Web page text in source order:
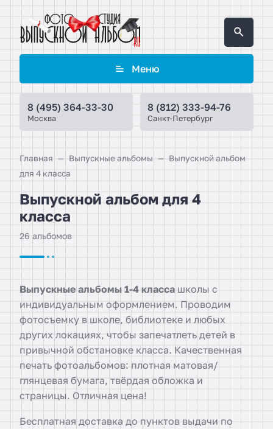
Меню
8 (495) 364-33-30
Москва
8 (812) 333-94-76
Санкт-Петербург
Главная Выпускные альбомы
Выпускной альбом
для 4 класса
Выпускной альбом для 4
класса
26 альбомов
Выпускные альбомы 1-4 класса школы с
индивидуальным оформлением. Проводим
фотосъемку в школе, библиотеке и любых
других локациях, чтобы запечатлеть детей в
привычной обстановке класса. Качественная
печать фотоальбомов: плотная матовая/
глянцевая бумага, твёрдая обложка и
страницы. Отличная цена!
Бесплатная доставка до пунктов выдачи по